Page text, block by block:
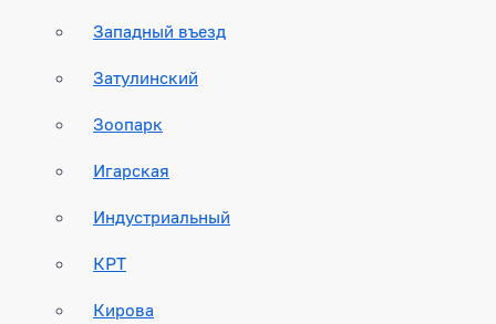
Западный въезд
Затулинский
Зоопарк
Игарская
Индустриальный
КРТ
Кирова